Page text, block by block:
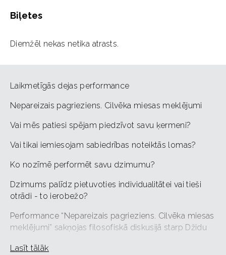
Biļetes
Diemžēl nekas netika atrasts.
Laikmetīgās dejas performance
Nepareizais pagrieziens. Cilvēka miesas meklējumi
Vai mēs patiesi spējam piedzīvot savu ķermeni?
Vai tikai iemiesojam sabiedrības noteiktās lomas?
Ko nozīmē performēt savu dzimumu?
Dzimums palīdz pietuvoties individualitātei vai tieši
otrādi - to ierobežo?
Performance “Nepareizais pagrieziens. Cilvēka miesas
meklējumi” sakņojas filosofiskā diskusijā starp Džidu
ir ieņēmusi nepareizu pagriezienu jau pirms 5000
Lasīt tālāk